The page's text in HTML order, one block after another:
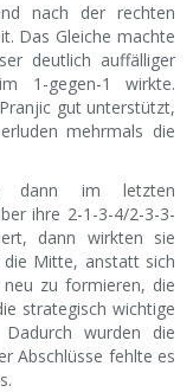
nach der rechten
Das Gleiche machte
deutlich auffälliger
1-gegen-1 wirkte.
gut unterstützt,
mehrmals die
dann im letzten
ihre 2-1-3-4/2-3-3-
dann wirkten sie
Mitte, anstatt sich
zu formieren, die
strategisch wichtige
wurden die
Abschlüsse fehlte es